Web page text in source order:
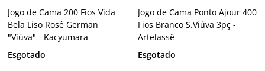
Jogo de Cama 200 Fios Vida
Bela Liso Rosê German
"Viúva" - Kacyumara
Esgotado
Jogo de Cama Ponto Ajour 400
Fios Branco S.Viúva 3pç -
Artelassê
Esgotado